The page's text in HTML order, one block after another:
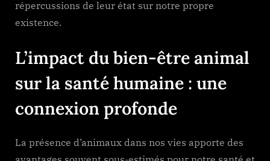
répercussions de leur état sur notre propre
existence.
L’impact du bien-être animal
sur la santé humaine : une
connexion profonde
La présence d’animaux dans nos vies apporte des